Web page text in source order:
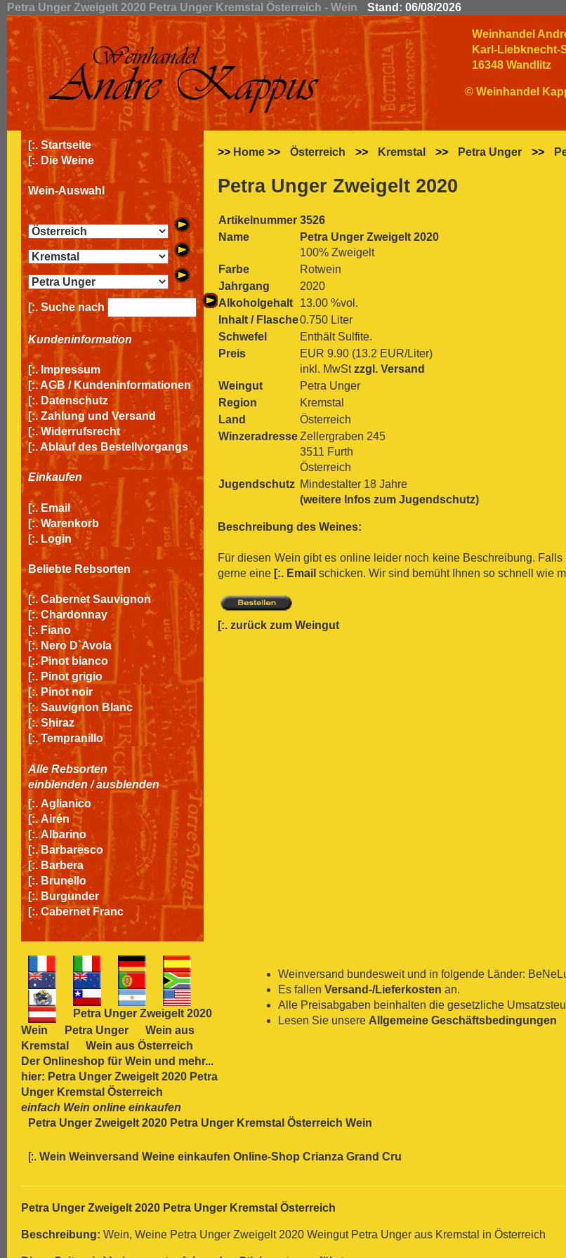
Petra Unger Zweigelt 2020 Petra Unger Kremstal Österreich - Wein Stand: 06/08/2026
Weinhandel
Karl-Liebknecht-
16348 Wandlitz
© Weinhandel
[:. Startseite
[:. Die Weine
Wein-Auswahl
[:. Suche nach
Kundeninformation
[:. Impressum
[:.AGB / Kundeninformationen
[:. Datenschutz
[:. Zahlung und Versand
[:. Widerrufsrecht
[:.Ablauf des Bestellvorgangs
Einkaufen
[:. Email
[:. Warenkorb
[:. Login
Beliebte Rebsorten
[:. Cabernet Sauvignon
[:. Chardonnay
[:. Fiano
[:. Nero D`Avola
[:. Pinot bianco
[:. Pinot grigio
[:. Pinot noir
[:. Sauvignon Blanc
[:. Shiraz
[:. Tempranillo
Alle Rebsorten
einblenden /ausblenden
[:. Aglianico
[:. Airén
[:. Albarino
[:. Barbaresco
[:. Barbera
[:. Brunello
[:. Burgunder
[:. Cabernet Franc
[:.
Cabernet Sauvignon
[:. Carignan
[:. Carmenère
[:. Chardonnay
[:. Chasselas
[:. Chenin Blanc
[:. Chiavennasca
[:. Cinsault
[:. Cinsaut
[:. Cortese
[:. Dolcetto
[:. Dornfelder
[:. Gamay
[:. Garganega
[:. Gavi
[:. Graciano
[:. grauer Burgunder
[:. Grüner Veltliner
>> Home >> Österreich >> Kremstal >> Petra Unger >>
Petra Unger Zweigelt 2020
Artikelnummer 3526
Name
Petra Unger Zweigelt 2020
100% Zweigelt
Farbe
Rotwein
Jahrgang
2020
Alkoholgehalt
13.00 %vol.
Inhalt / Flasche0.750 Liter
Schwefel
Enthält Sulfite.
Preis
EUR 9.90 (13.2 EUR/Liter)
inkl. MwStzzgl. Versand
Weingut
Petra Unger
Region
Kremstal
Land
Österreich
WinzeradresseZellergraben 245
3511 Furth
Österreich
Jugendschutz Mindestalter 18 Jahre
(weitere Infos zum Jugendschutz)
Beschreibung des Weines:
Für diesen Wein gibt es online leider noch keine Beschreibung.
gerne eine [:. Email schicken. Wir sind bemüht Ihnen so schnell wie
[:. zurück zum Weingut
Petra Unger Zweigelt 2020
Wein
Petra Unger
Wein aus
Kremstal
Wein aus Österreich
Der Onlineshop für Wein und mehr...
hier: Petra Unger Zweigelt 2020 Petra
Unger Kremstal Österreich
einfach Wein online einkaufen
Weinversand bundesweit und in folgende Länder:
Es fallen Versand-/Lieferkosten an.
Alle Preisabgaben beinhalten die gesetzliche
Lesen Sie unsere Allgemeine Geschäftsbedingungen
Petra Unger Zweigelt 2020 Petra Unger Kremstal Österreich Wein
[:. Wein Weinversand Weine einkaufen Online-Shop Crianza Grand Cru
Petra Unger Zweigelt 2020 Petra Unger Kremstal Österreich
Beschreibung: Wein, Weine Petra Unger Zweigelt 2020 Weingut Petra Unger aus Kremstal in Österreich